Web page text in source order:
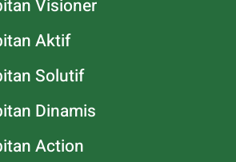
Visioner
Aktif
Solutif
Dinamis
Action